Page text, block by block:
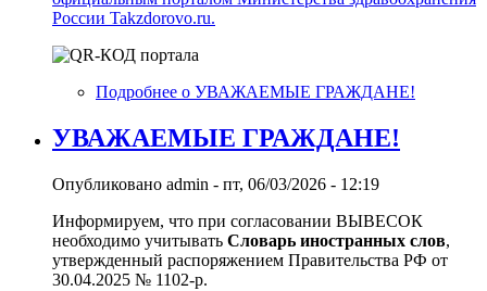
России Takzdorovo.ru.
Подробнее о УВАЖАЕМЫЕ ГРАЖДАНЕ!
УВАЖАЕМЫЕ ГРАЖДАНЕ!
Опубликовано admin - пт, 06/03/2026 - 12:19
Информируем, что при согласовании ВЫВЕСОК
необходимо учитывать Словарь иностранных слов,
утвержденный распоряжением Правительства РФ от
30.04.2025 № 1102-р.